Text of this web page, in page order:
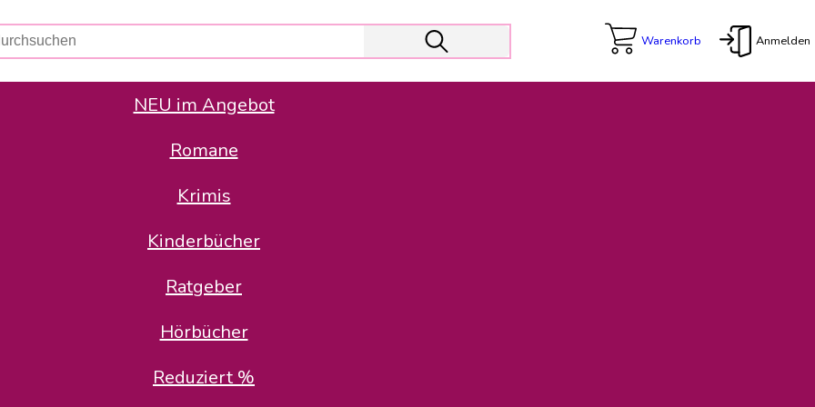
Warenkorb Anmelden
NEU im Angebot
Romane
Krimis
Kinderbücher
Ratgeber
Hörbücher
Reduziert %
Avus Buch & Medien GmbH
zurück: Karl-Otto Binder übernimmt die Geschäftsführung. Er wird unterstützt von den Prokuristen Kerstin Walter und Kai
welche die AVUS langfristig begleiten möchten, freut sich das operative Management auf die Weiterentwicklung
in der Schanzenstr. 13, 51063 Köln und führt dort den operativen Betrieb in gewohntem Umfang fort.
Rufnummern und E-Mail- Adressen erreichbar.